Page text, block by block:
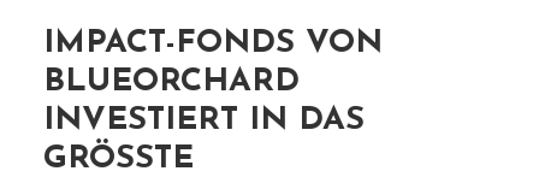
IMPACT-FONDS VON
BLUEORCHARD
INVESTIERT IN DAS
GRÖSSTE V